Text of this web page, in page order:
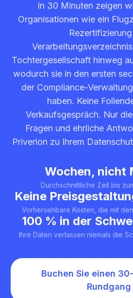
In 30 Minuten zeigen
Organisationen wie ein
Tochtergesellschaft hinweg
wodurch sie in den ersten
der Compliance-
haben. Keine
Verkaufsgespräch. Nur
Fragen und ehrliche
Priverion zu Ihrem
Wochen, nicht
Durchschnittliche Zeit bis
Keine
Vorhersehbare Kosten, die mit
100 % in der
Ihre Daten verlassen niemals die
Buchen Sie einen
Rundgang